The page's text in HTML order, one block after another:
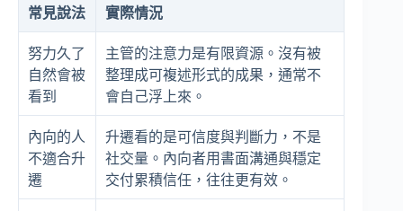
常見說法 實際情況
努力久了
自然會被
看到
主管的注意力是有限資源。沒有被
整理成可複述形式的成果，通常不
會自己浮上來。
內向的人
不適合升
遷
升遷看的是可信度與判斷力，不是
社交量。內向者用書面溝通與穩定
交付累積信任，往往更有效。